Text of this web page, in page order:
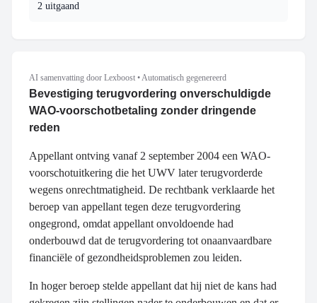
2 uitgaand
AI samenvatting door Lexboost •Automatisch gegenereerd
Bevestiging terugvordering onverschuldigde
WAO-voorschotbetaling zonder dringende
reden
Appellant ontving vanaf 2 september 2004 een WAO-
voorschotuitkering die het UWV later terugvorderde
wegens onrechtmatigheid. De rechtbank verklaarde het
beroep van appellant tegen deze terugvordering
ongegrond, omdat appellant onvoldoende had
onderbouwd dat de terugvordering tot onaanvaardbare
financiële of gezondheidsproblemen zou leiden.
In hoger beroep stelde appellant dat hij niet de kans had